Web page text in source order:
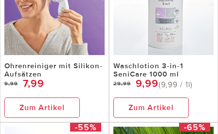
Ohrenreiniger mit Silikon-
Aufsätzen
9,99 7,99
Zum Artikel
Waschlotion 3-in-1
SeniCare 1000 ml
29,99 9,99(9,99 / 1l)
Zum Artikel
-55% -65%